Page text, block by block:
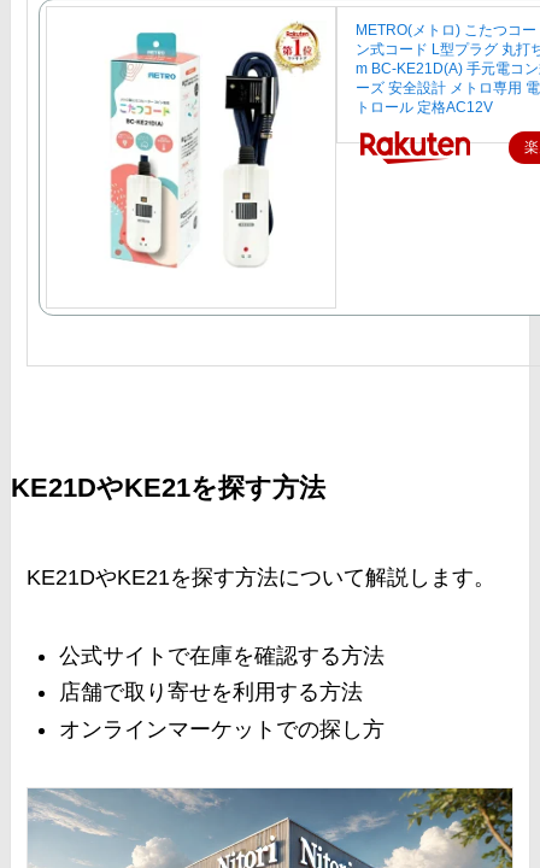
METRO(メトロ) こたつコ
ン式コード L型プラグ 丸打
m BC-KE21D(A) 手元電コ
ーズ 安全設計 メトロ専用
トロール 定格AC12V
KE21DやKE21を探す方法
KE21DやKE21を探す方法について解説します。
公式サイトで在庫を確認する方法
店舗で取り寄せを利用する方法
オンラインマーケットでの探し方